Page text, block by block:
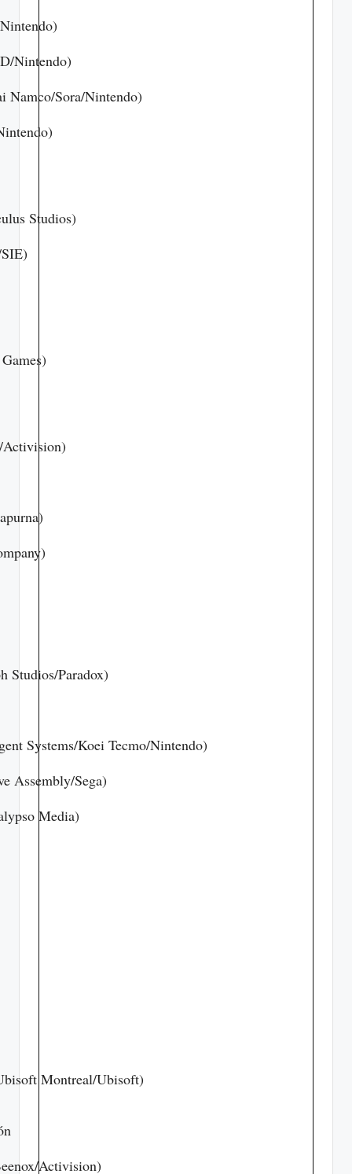
Nintendo)
Namco/Sora/Nintendo)
Studios)
Studios/Paradox)
Systems/Koei Tecmo/Nintendo)
Assembly/Sega)
Media)
Montreal/Ubisoft)
Activision)